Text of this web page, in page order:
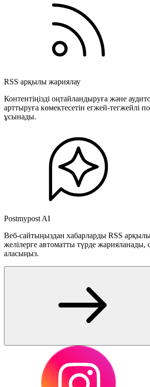
RSS арқылы жариялау
Контентіңізді оңтайландыруға және
арттыруға көмектесетін егжей-тегжейлі
ұсынады.
Postmypost AI
Веб-сайтыңыздан хабарларды RSS арқылы
желілерге автоматты түрде жарияланады,
аласыңыз.